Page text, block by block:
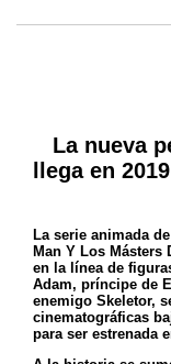
La nueva
llega en 2019
La serie animada
Man Y Los Másters
en la línea de
Adam, príncipe de
enemigo Skeletor,
cinematográficas
para ser estrenada